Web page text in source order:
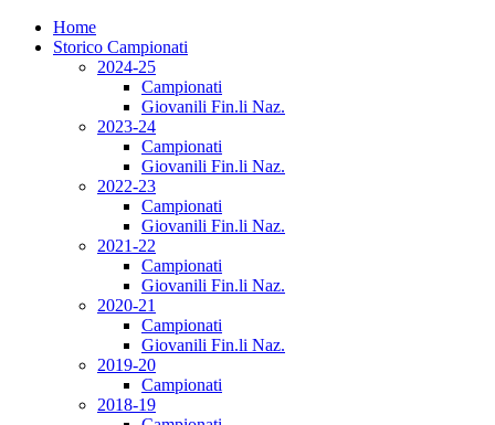
Home
Storico Campionati
2024-25
Campionati
Giovanili Fin.li Naz.
2023-24
Campionati
Giovanili Fin.li Naz.
2022-23
Campionati
Giovanili Fin.li Naz.
2021-22
Campionati
Giovanili Fin.li Naz.
2020-21
Campionati
Giovanili Fin.li Naz.
2019-20
Campionati
2018-19